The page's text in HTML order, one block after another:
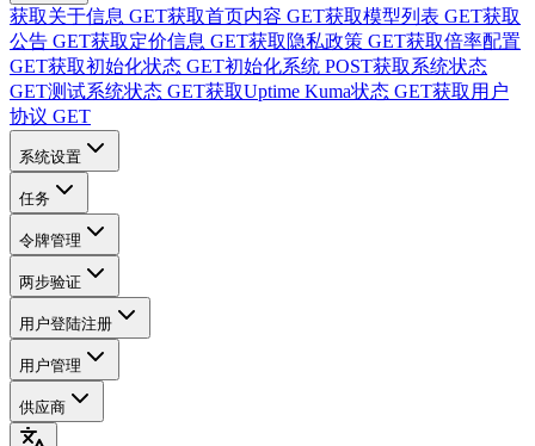
获取关于信息 GET获取首页内容 GET获取模型列表 GET获取
公告 GET获取定价信息 GET获取隐私政策 GET获取倍率配置
GET获取初始化状态 GET初始化系统 POST获取系统状态
GET测试系统状态 GET获取Uptime Kuma状态 GET获取用户
协议 GET
系统设置
任务
令牌管理
两步验证
用户登陆注册
用户管理
供应商